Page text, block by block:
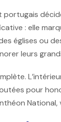
portugais
: elle
églises ou
leurs
pour
National,